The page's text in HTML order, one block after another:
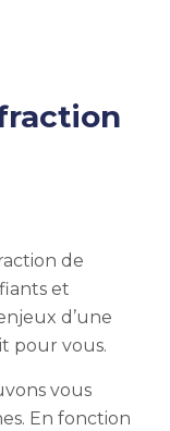
de
et
d’une
pour vous.
vous
En fonction